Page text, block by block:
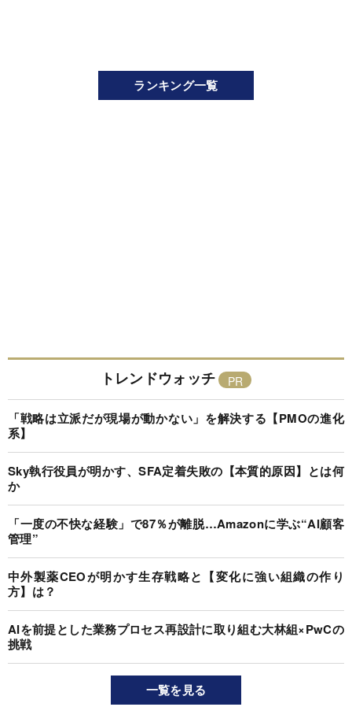
ランキング一覧
トレンドウォッチ
「戦略は立派だが現場が動かない」を解決する【PMOの進化
系】
Sky執行役員が明かす、SFA定着失敗の【本質的原因】とは何
か
「一度の不快な経験」で87％が離脱…Amazonに学ぶ“AI顧客
管理”
中外製薬CEOが明かす生存戦略と【変化に強い組織の作り
方】は？
AIを前提とした業務プロセス再設計に取り組む大林組×PwCの
挑戦
一覧を見る